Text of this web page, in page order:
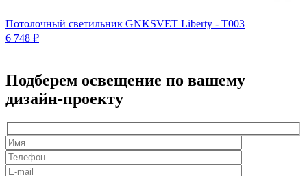
Потолочный светильник GNKSVET Liberty - T003
6 748 ₽
Подберем освещение по вашему
дизайн-проекту